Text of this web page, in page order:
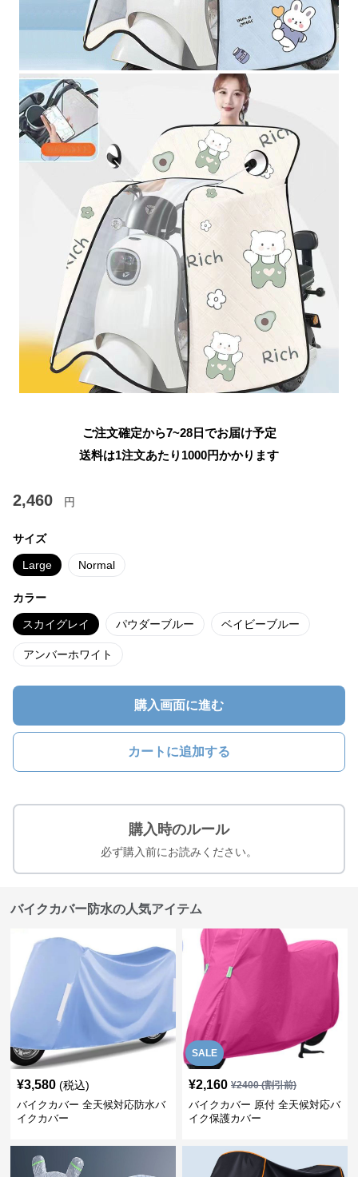
ご注文確定から7~28日でお届け予定
送料は1注文あたり 1000円かかります
2,460 円
サイズ
Large Normal
カラー
スカイグレイ パウダーブルー ベイビーブルー
アンバーホワイト
購入画面に進む
カートに追加する
購入時のルール
必ず購入前にお読みください。
バイクカバー防水の人気アイテム
¥3,580 (税込)
バイクカバー 全天候対応防水バ
イクカバー
SALE
¥2,160 ¥2400(割引前)
バイクカバー 原付 全天候対応バ
イク保護カバー